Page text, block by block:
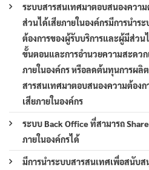
ระบบสารสนเทศมาตอบสนองควา
ส่วนได้เสียภายในองค์กรมีการนำร
ต้องการของผู้รับบริการและผู้มีส่วน
ขั้นตอนและการอำนวยความสะดว
ภายในองค์กร หรือลดต้นทุนการผลิ
สารสนเทศมาตอบสนองความต้อง
เสียภายในองค์กร
ระบบ Back Office ที่สามารถ
ภายในองค์กรได้
มีการนำระบบสารสนเทศเพื่อสนับส